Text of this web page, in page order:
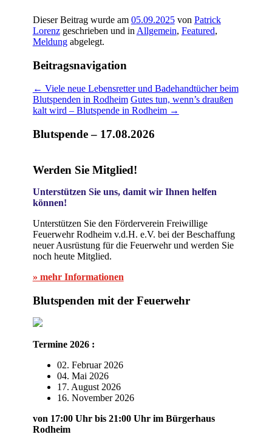
Dieser Beitrag wurde am 05.09.2025von Patrick
Lorenzgeschrieben und in Allgemein, Featured,
Meldungabgelegt.
Beitragsnavigation
← Viele neue Lebensretter und Badehandtücher beim
Blutspenden in Rodheim Gutes tun, wenn’s draußen
kalt wird – Blutspende in Rodheim →
Blutspende – 17.08.2026
Werden Sie Mitglied!
Unterstützen Sie uns, damit wir Ihnen helfen
können!
Unterstützen Sie den Förderverein Freiwillige
Feuerwehr Rodheim v.d.H. e.V. bei der Beschaffung
neuer Ausrüstung für die Feuerwehr und werden Sie
noch heute Mitglied.
» mehr Informationen
Blutspenden mit der Feuerwehr
Termine 2026 :
02. Februar 2026
04. Mai 2026
17. August 2026
16. November 2026
von 17:00 Uhr bis 21:00 Uhr im Bürgerhaus
Rodheim